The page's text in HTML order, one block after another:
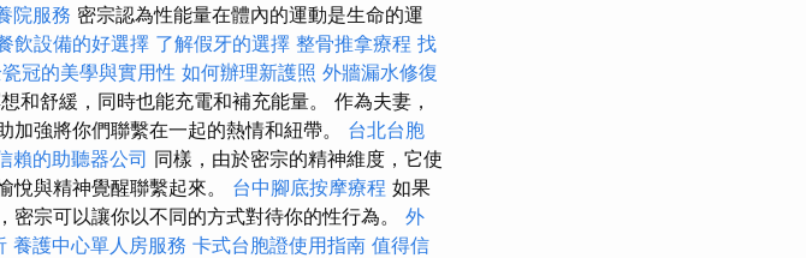
院服務 密宗認為性能量在體內的運動是生命的運
飲設備的好選擇 了解假牙的選擇 整骨推拿療程 找
冠的美學與實用性 如何辦理新護照 外牆漏水修復
和舒緩，同時也能充電和補充能量。 作為夫妻，
強將你們聯繫在一起的熱情和紐帶。 台北台胞
賴的助聽器公司 同樣，由於密宗的精神維度，它使
悅與精神覺醒聯繫起來。 台中腳底按摩療程 如果
宗可以讓你以不同的方式對待你的性行為。 外
養護中心單人房服務 卡式台胞證使用指南 值得信